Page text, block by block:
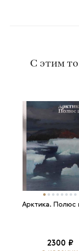
С этим
Арктика. Полюс
2300 ₽